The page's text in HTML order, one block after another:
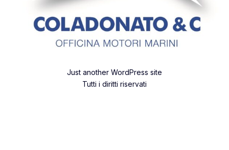
Just another WordPress site
Tutti i diritti riservati